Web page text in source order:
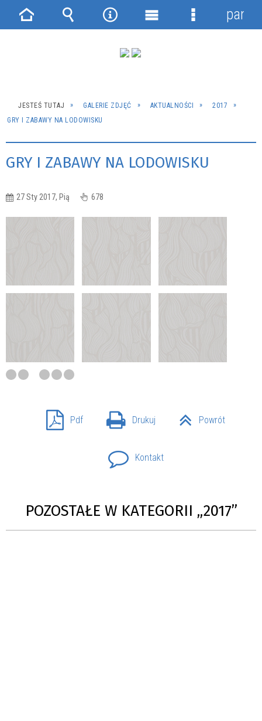
JESTEŚ TUTAJ GALERIE ZDJĘĆ AKTUALNOŚCI
2017
GRY I ZABAWY NA LODOWISKU
GRY I ZABAWY NA LODOWISKU
27 Sty 2017, Pią 678
Pdf Drukuj Powrót
Kontakt
POZOSTAŁE W KATEGORII „2017”
Strona Wyszukiwarka
NarzędziaMenu
Menu
panel